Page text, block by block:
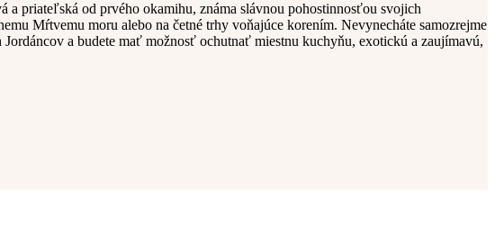
priateľská od prvého okamihu, známa slávnou pohostinnosťou svojich
Mŕtvemu moru alebo na četné trhy voňajúce korením. Nevynecháte samozrejme
a budete mať možnosť ochutnať miestnu kuchyňu, exotickú a zaujímavú,